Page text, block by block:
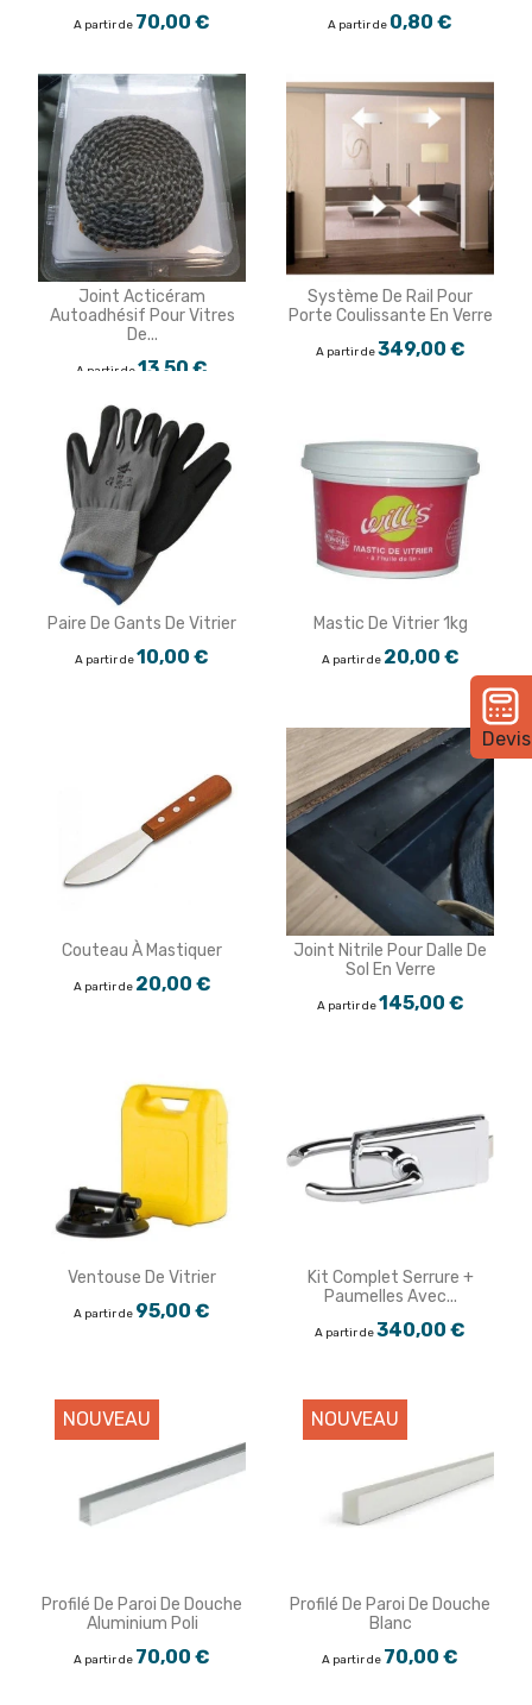
Devis
A partir de 70,00 € A partir de 0,80 €
Joint Acticéram
Autoadhésif Pour Vitres
De...
A partir de13,50 €
Système De Rail Pour
Porte Coulissante En Verre
A partir de349,00 €
Paire De Gants De Vitrier
A partir de10,00 €
Mastic De Vitrier 1kg
A partir de 20,00 €
Couteau À Mastiquer
A partir de 20,00 €
Joint Nitrile Pour Dalle De
Sol En Verre
A partir de145,00 €
Ventouse De Vitrier
A partir de 95,00 €
Kit Complet Serrure +
Paumelles Avec...
A partir de340,00 €
Profilé De Paroi De Douche
Aluminium Poli
A partir de 70,00 €
NOUVEAU
Profilé De Paroi De Douche
Blanc
A partir de 70,00 €
NOUVEAU